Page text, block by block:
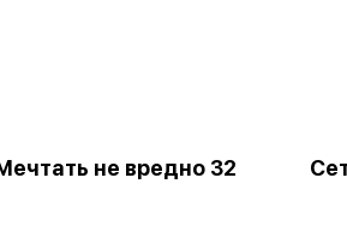
не вредно 32